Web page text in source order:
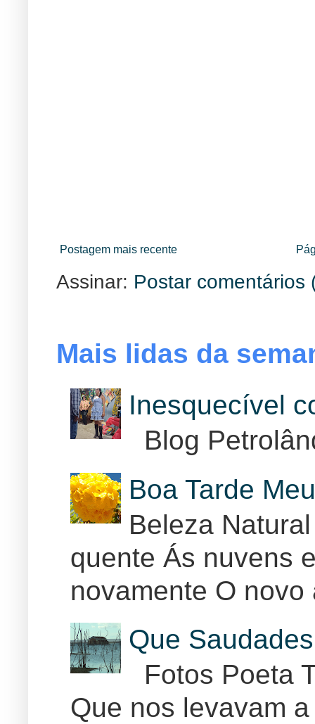
Postagem mais recente
Assinar: Postar comentários
Mais lidas da
Inesquecível
Blog
Boa Tarde
Beleza
quente Ás nuvens
novamente O
Que
Fotos Poeta
Que nos levavam